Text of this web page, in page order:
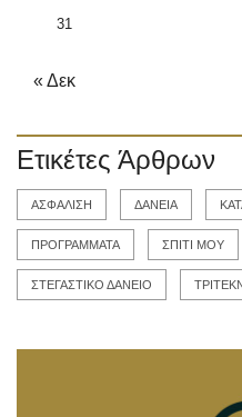
31
« Δεκ
Ετικέτες Άρθρων
ΑΣΦΑΛΙΣΗ ΔΑΝΕΙΑ
ΠΡΟΓΡΑΜΜΑΤΑ ΣΠΙΤΙ ΜΟΥ
ΣΤΕΓΑΣΤΙΚΟ ΔΑΝΕΙΟ